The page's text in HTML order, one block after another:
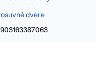
dvere